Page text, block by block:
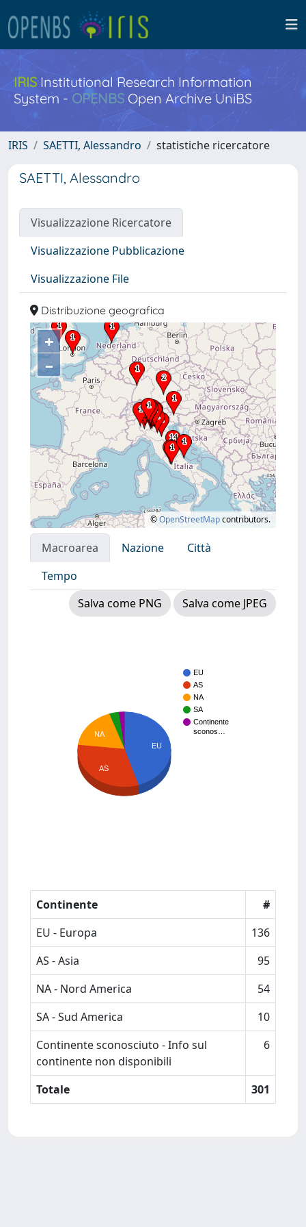
IRISInstitutional Research Information
System - OPENBS Open Archive UniBS
IRIS SAETTI, Alessandro statistiche ricercatore
SAETTI, Alessandro
Visualizzazione Ricercatore
Visualizzazione Pubblicazione
Visualizzazione File
Distribuzione geografica
+
–
©OpenStreetMapcontributors.
Macroarea Nazione
Città
Tempo
Salva come PNG
Salva come JPEG
EU
AS
NA
SA
Continente
sconos…
EU
NA
AS
Continente
#
EU - Europa
136
AS - Asia
95
NA - Nord America
54
SA - Sud America
10
Continente sconosciuto - Info sul
continente non disponibili
6
Totale 301